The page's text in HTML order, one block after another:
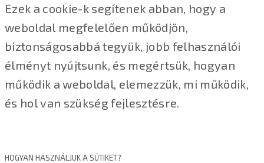
Ezek a cookie-k segítenek abban, hogy a
weboldal megfelelően működjön,
biztonságosabbá tegyük, jobb felhasználói
élményt nyújtsunk, és megértsük, hogyan
működik a weboldal, elemezzük, mi működik,
és hol van szükség fejlesztésre.
HOGYAN HASZNÁLJUK A SÜTIKET?